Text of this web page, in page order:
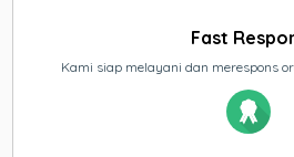
Fast
Kami siap melayani dan merespons